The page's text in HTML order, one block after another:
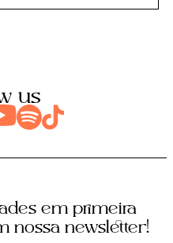
us
em primeira
nossa newsletter!